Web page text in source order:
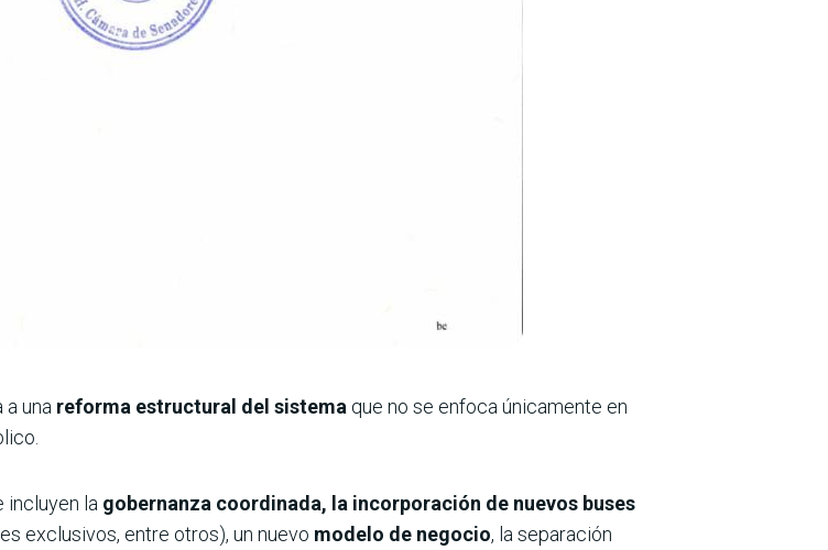
una reforma estructural del sistema que no se enfoca únicamente en
incluyen la gobernanza coordinada, la incorporación de nuevos buses
exclusivos, entre otros), un nuevo modelo de negocio, la separación